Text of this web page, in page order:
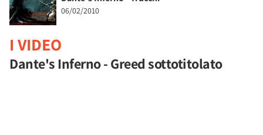
06/02/2010
I VIDEO
Dante's Inferno - Greed sottotitolato